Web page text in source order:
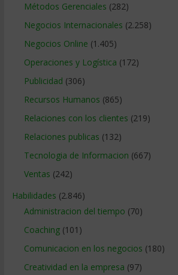
Métodos Gerenciales (282)
Negocios Internacionales (2.258)
Negocios Online (1.405)
Operaciones y Logística (172)
Publicidad (306)
Recursos Humanos (865)
Relaciones con los clientes (219)
Relaciones publicas (132)
Tecnologia de Informacion (667)
Ventas (242)
Habilidades (2.846)
Administracion del tiempo (70)
Coaching(101)
Comunicacion en los negocios (180)
Creatividad en la empresa (97)